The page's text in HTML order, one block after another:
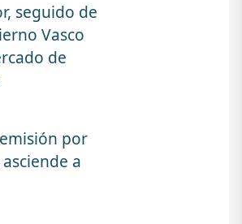
seguido de
Vasco
de
por
a